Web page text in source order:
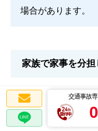
交通事故
場合があります。
家族で家事を分
2世帯で暮らしてい
うなど、家族で家事